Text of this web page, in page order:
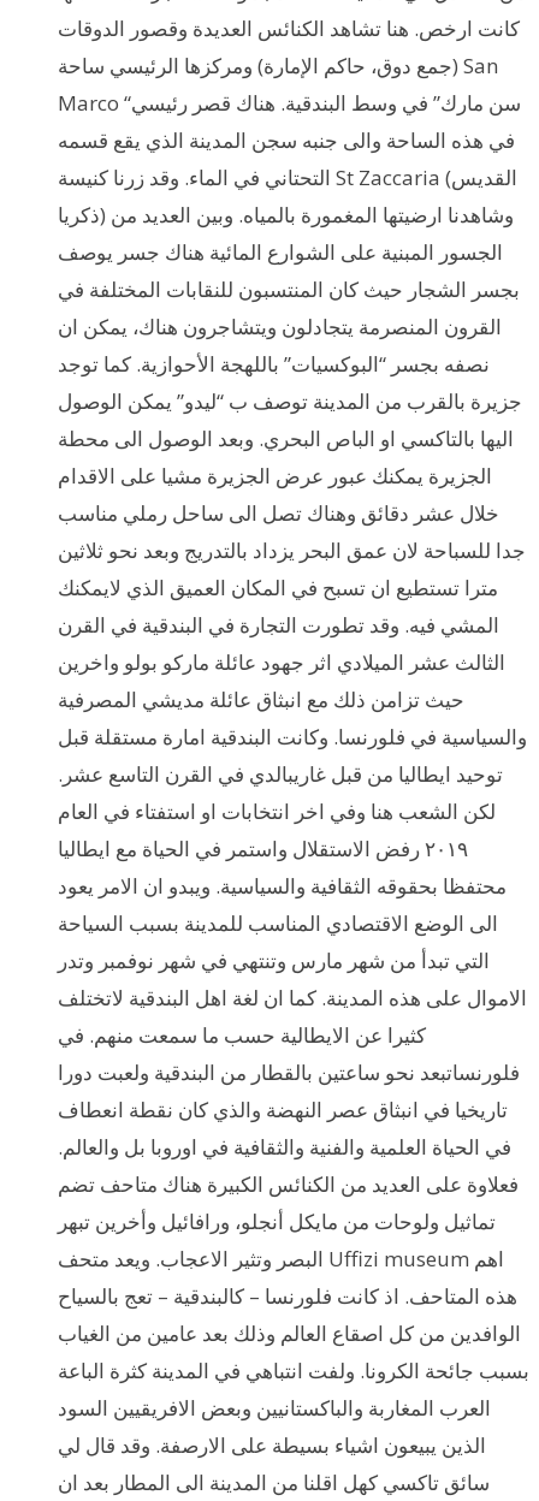
كانت ارخص. هنا تشاهد الكنائس العديدة وقصور الدوقات
(جمع دوق، حاكم الإمارة) ومركزها الرئيسي ساحة San
Marco “سن مارك” في وسط البندقية. هناك قصر رئيسي
في هذه الساحة والى جنبه سجن المدينة الذي يقع قسمه
التحتاني في الماء. وقد زرنا كنيسة St Zaccaria (القديس
ذكريا) وشاهدنا ارضيتها المغمورة بالمياه. وبين العديد من
الجسور المبنية على الشوارع المائية هناك جسر يوصف
بجسر الشجار حيث كان المنتسبون للنقابات المختلفة في
القرون المنصرمة يتجادلون ويتشاجرون هناك، يمكن ان
نصفه بجسر “البوكسيات” باللهجة الأحوازية. كما توجد
جزيرة بالقرب من المدينة توصف ب “ليدو” يمكن الوصول
اليها بالتاكسي او الباص البحري. وبعد الوصول الى محطة
الجزيرة يمكنك عبور عرض الجزيرة مشيا على الاقدام
خلال عشر دقائق وهناك تصل الى ساحل رملي مناسب
جدا للسباحة لان عمق البحر يزداد بالتدريج وبعد نحو ثلاثين
مترا تستطيع ان تسبح في المكان العميق الذي لايمكنك
المشي فيه. وقد تطورت التجارة في البندقية في القرن
الثالث عشر الميلادي اثر جهود عائلة ماركو بولو واخرين
حيث تزامن ذلك مع انبثاق عائلة مديشي المصرفية
والسياسية في فلورنسا. وكانت البندقية امارة مستقلة قبل
توحيد ايطاليا من قبل غاريبالدي في القرن التاسع عشر.
لكن الشعب هنا وفي اخر انتخابات او استفتاء في العام
٢٠١٩ رفض الاستقلال واستمر في الحياة مع ايطاليا
محتفظا بحقوقه الثقافية والسياسية. ويبدو ان الامر يعود
الى الوضع الاقتصادي المناسب للمدينة بسبب السياحة
التي تبدأ من شهر مارس وتنتهي في شهر نوفمبر وتدر
الاموال على هذه المدينة. كما ان لغة اهل البندقية لاتختلف
كثيرا عن الايطالية حسب ما سمعت منهم. في
فلورنساتبعد نحو ساعتين بالقطار من البندقية ولعبت دورا
تاريخيا في انبثاق عصر النهضة والذي كان نقطة انعطاف
في الحياة العلمية والفنية والثقافية في اوروبا بل والعالم.
فعلاوة على العديد من الكنائس الكبيرة هناك متاحف تضم
تماثيل ولوحات من مايكل أنجلو، ورافائيل وأخرين تبهر
البصر وتثير الاعجاب. ويعد متحف Uffizi museum اهم
هذه المتاحف. اذ كانت فلورنسا – كالبندقية – تعج بالسياح
الوافدين من كل اصقاع العالم وذلك بعد عامين من الغياب
بسبب جائحة الكرونا. ولفت انتباهي في المدينة كثرة الباعة
العرب المغاربة والباكستانيين وبعض الافريقيين السود
الذين يبيعون اشياء بسيطة على الارصفة. وقد قال لي
سائق تاكسي كهل اقلنا من المدينة الى المطار بعد ان